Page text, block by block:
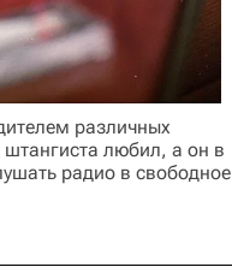
различных
любил, а он в
радио в свободное